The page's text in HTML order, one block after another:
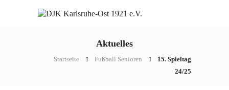
Aktuelles
Startseite Fußball Senioren
15. Spieltag
24/25